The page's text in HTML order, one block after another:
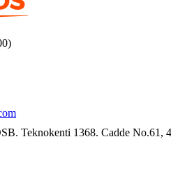
Teknokenti 1368. Cadde